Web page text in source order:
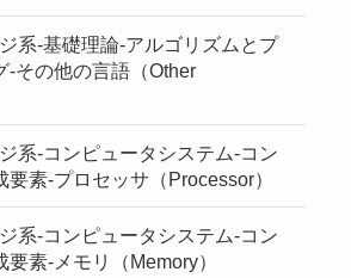
系-基礎理論-アルゴリズムとプ
-その他の言語（Other
系-コンピュータシステム-コン
要素-プロセッサ（Processor）
系-コンピュータシステム-コン
要素-メモリ（Memory）